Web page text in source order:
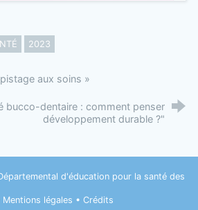
2023
aux soins »
bucco-dentaire : comment penser
développement durable ?"
d'éducation pour la santé des
Mentions légales • Crédits